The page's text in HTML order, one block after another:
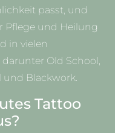
passt, und
Pflege und Heilung
in vielen
Old School,
und Blackwork.
Tattoo